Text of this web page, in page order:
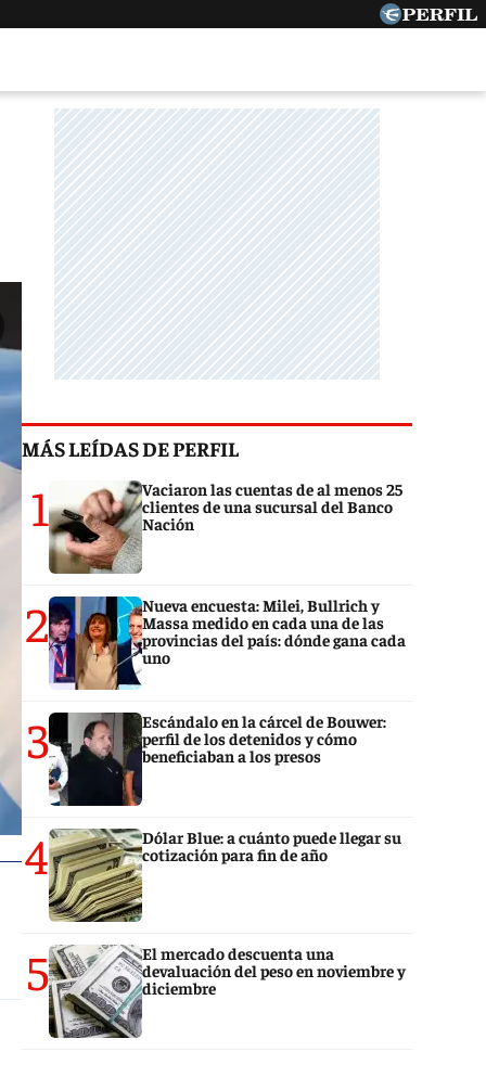
MÁS LEÍDAS DE PERFIL
1
Vaciaron las cuentas de al menos 25
clientes de una sucursal del Banco
Nación
2
Nueva encuesta: Milei, Bullrich y
Massa medido en cada una de las
provincias del país: dónde gana cada
uno
3
Escándalo en la cárcel de Bouwer:
perfil de los detenidos y cómo
beneficiaban a los presos
4
Dólar Blue: a cuánto puede llegar su
cotización para fin de año
5
El mercado descuenta una
devaluación del peso en noviembre y
diciembre